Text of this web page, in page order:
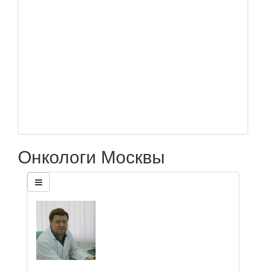
Онкологи Москвы